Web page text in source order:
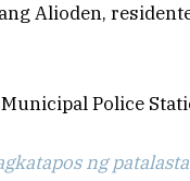
Alioden,
Police
ng